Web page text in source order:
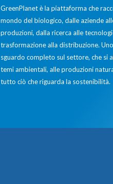
GreenPlanet è la piattaforma che
mondo del biologico, dalle aziende
produzioni, dalla ricerca alle
trasformazione alla distribuzione. Uno
sguardo completo sul settore, che si
temi ambientali, alle produzioni
tutto ciò che riguarda la sostenibilità.